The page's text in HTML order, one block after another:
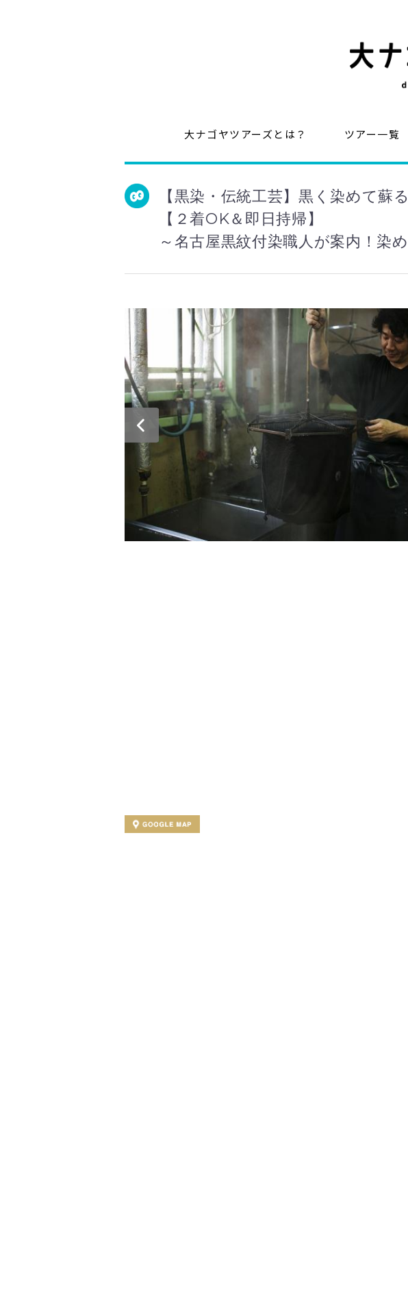
大ナゴヤツアーズとは？ ツアー一覧
【黒染・伝統工芸】黒く染めて蘇
【２着OK＆即日持帰】
～名古屋黒紋付染職人が案内！染